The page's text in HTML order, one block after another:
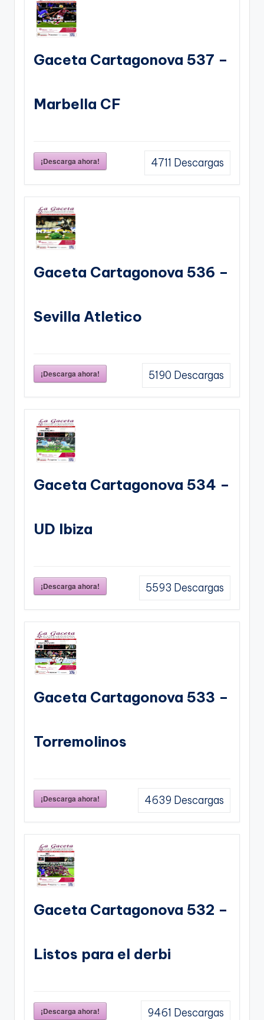
Gaceta Cartagonova 537 –
Marbella CF
¡Descarga ahora! 4711 Descargas
Gaceta Cartagonova 536 –
Sevilla Atletico
¡Descarga ahora! 5190 Descargas
Gaceta Cartagonova 534 –
UD Ibiza
¡Descarga ahora! 5593 Descargas
Gaceta Cartagonova 533 –
Torremolinos
¡Descarga ahora! 4639 Descargas
Gaceta Cartagonova 532 –
Listos para el derbi
¡Descarga ahora! 9461 Descargas